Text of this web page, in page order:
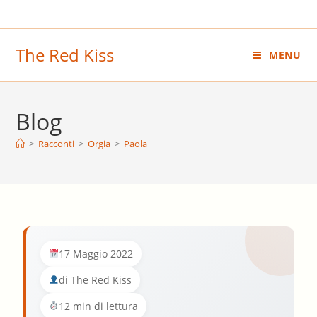
al
The Red Kiss MENU
Blog
> Racconti > Orgia > Paola
17 Maggio 2022
di The Red Kiss
12 min di lettura